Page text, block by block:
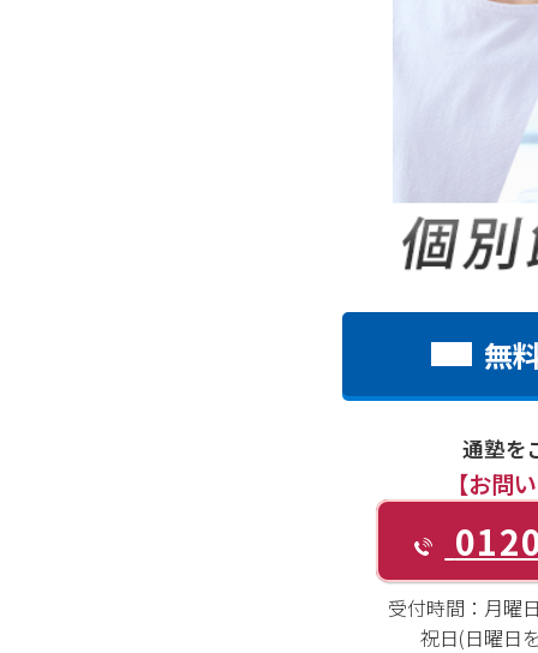
無
通塾を
【お問
受付時間： 月曜
祝日(日曜日